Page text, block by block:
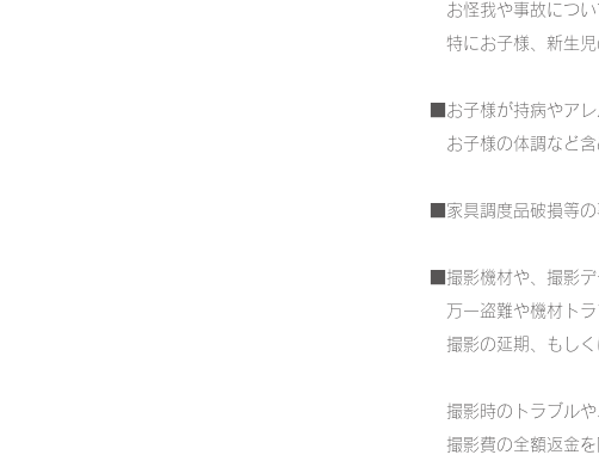
お怪我や事故につい
特にお子様、新生児
■お子様が持病やア
お子様の体調など含
■家具調度品破損等
■撮影機材や、撮影
万一盗難や機材トラ
撮影の延期、もしく
撮影時のトラブルや
撮影費の全額返金を